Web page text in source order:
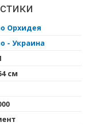
Орхидея
- Украина
см